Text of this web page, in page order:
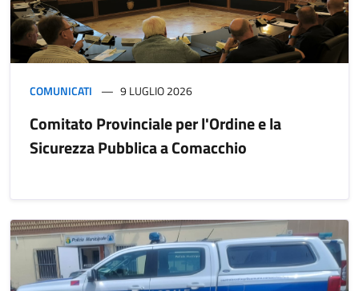
COMUNICATI 9 LUGLIO 2026
Comitato Provinciale per l'Ordine e la
Sicurezza Pubblica a Comacchio